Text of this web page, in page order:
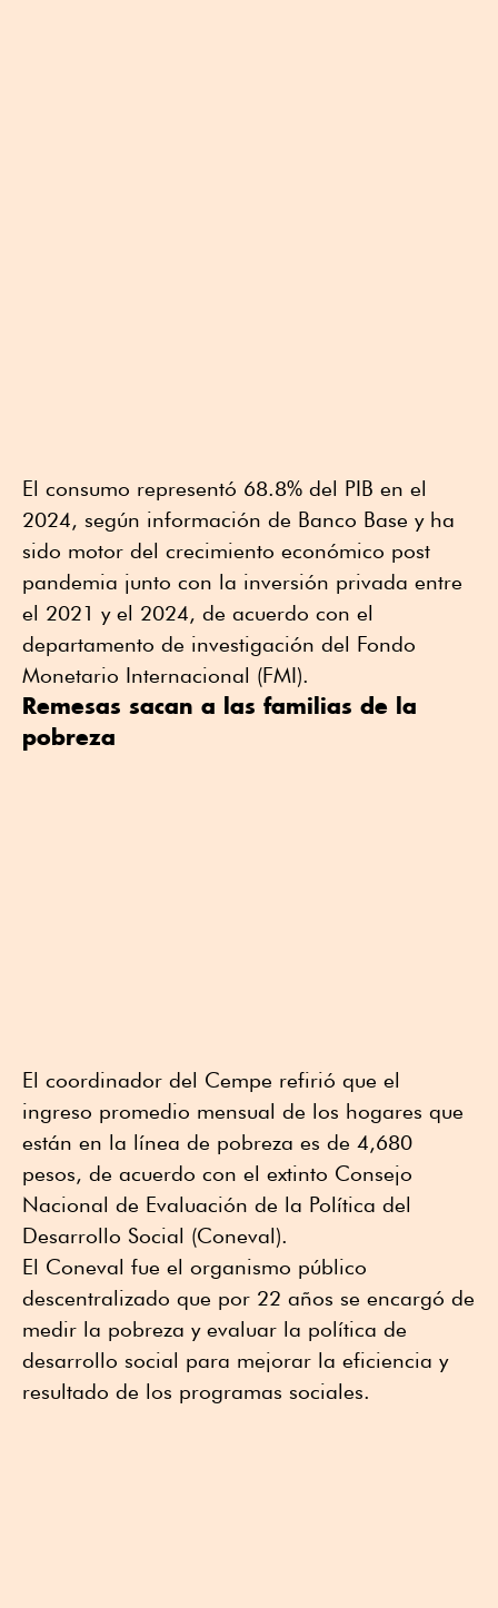
El consumo representó 68.8% del PIB en el
2024, según información de Banco Base y ha
sido motor del crecimiento económico post
pandemia junto con la inversión privada entre
el 2021 y el 2024, de acuerdo con el
departamento de investigación del Fondo
Monetario Internacional (FMI).
Remesas sacan a las familias de la
pobreza
El coordinador del Cempe refirió que el
ingreso promedio mensual de los hogares que
están en la línea de pobreza es de 4,680
pesos, de acuerdo con el extinto Consejo
Nacional de Evaluación de la Política del
Desarrollo Social (Coneval).
El Coneval fue el organismo público
descentralizado que por 22 años se encargó de
medir la pobreza y evaluar la política de
desarrollo social para mejorar la eficiencia y
resultado de los programas sociales.